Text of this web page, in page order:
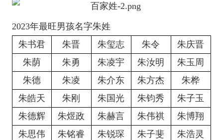
2023年最旺男孩名字朱姓
朱书君
朱晋 朱玺志 朱令
朱庆晋
朱荫
朱勇 朱凌宇 朱汝明
朱玉周
朱德
朱凌 朱介东 朱方杰
朱桦
朱皓天
朱刚 朱国光 朱钧秀
朱子玉
朱德辉
朱煜政 朱赫言 朱伟祺
朱博翔
朱思伟
朱铭睿 朱锐琛 朱子斐
朱浩灵